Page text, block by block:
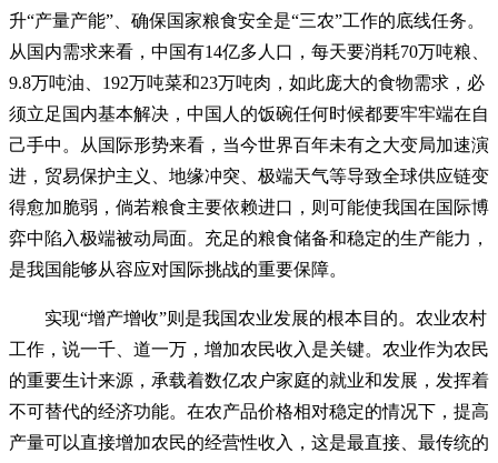
升“产量产能”、确保国家粮食安全是“三农”工作的底线任务。
从国内需求来看，中国有14亿多人口，每天要消耗70万吨粮、
9.8万吨油、192万吨菜和23万吨肉，如此庞大的食物需求，必
须立足国内基本解决，中国人的饭碗任何时候都要牢牢端在自
己手中。从国际形势来看，当今世界百年未有之大变局加速演
进，贸易保护主义、地缘冲突、极端天气等导致全球供应链变
得愈加脆弱，倘若粮食主要依赖进口，则可能使我国在国际博
弈中陷入极端被动局面。充足的粮食储备和稳定的生产能力，
是我国能够从容应对国际挑战的重要保障。
实现“增产增收”则是我国农业发展的根本目的。农业农村
工作，说一千、道一万，增加农民收入是关键。农业作为农民
的重要生计来源，承载着数亿农户家庭的就业和发展，发挥着
不可替代的经济功能。在农产品价格相对稳定的情况下，提高
产量可以直接增加农民的经营性收入，这是最直接、最传统的